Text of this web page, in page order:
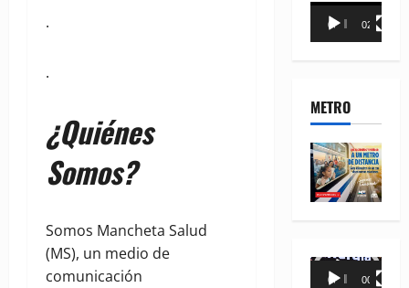
.
.
¿Quiénes
Somos?
Somos Mancheta Salud
(MS), un medio de
comunicación
Reproductor
00:00 02:18
METRO
Reproductor
00:00 00:35